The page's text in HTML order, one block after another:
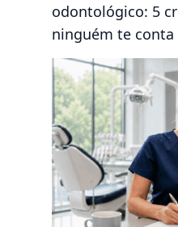
odontológico: 5
ninguém te